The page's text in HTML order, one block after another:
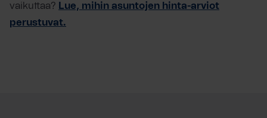
vaikuttaa? Lue, mihin asuntojen hinta-arviot
perustuvat.